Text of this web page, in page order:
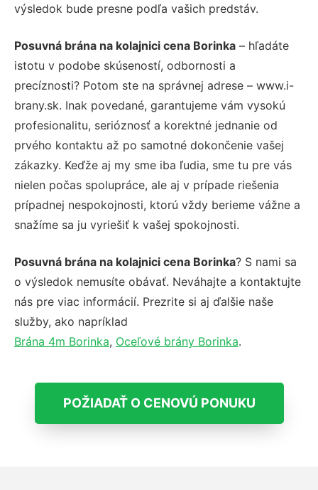
výsledok bude presne podľa vašich predstáv.
Posuvná brána na kolajnici cena Borinka – hľadáte
istotu v podobe skúseností, odbornosti a
precíznosti? Potom ste na správnej adrese – www.i-
brany.sk. Inak povedané, garantujeme vám vysokú
profesionalitu, serióznosť a korektné jednanie od
prvého kontaktu až po samotné dokončenie vašej
zákazky. Keďže aj my sme iba ľudia, sme tu pre vás
nielen počas spolupráce, ale aj v prípade riešenia
prípadnej nespokojnosti, ktorú vždy berieme vážne a
snažíme sa ju vyriešiť k vašej spokojnosti.
Posuvná brána na kolajnici cena Borinka? S nami sa
o výsledok nemusíte obávať. Neváhajte a kontaktujte
nás pre viac informácií. Prezrite si aj ďalšie naše
služby, ako napríklad
Brána 4m Borinka, Oceľové brány Borinka.
POŽIADAŤ O CENOVÚ PONUKU